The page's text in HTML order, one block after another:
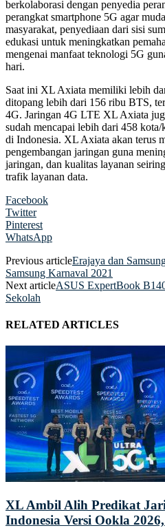
berkolaborasi dengan penyedia
perangkat smartphone 5G agar
masyarakat, penyediaan dari sisi
edukasi untuk meningkatkan
mengenai manfaat teknologi 5G
hari.
Saat ini XL Axiata memiliki lebih
ditopang lebih dari 156 ribu BTS,
4G. Jaringan 4G LTE XL Axiata
sudah mencapai lebih dari 458
di Indonesia. XL Axiata akan terus
pengembangan jaringan guna
jaringan, dan kualitas layanan
trafik layanan data.
Facebook
Twitter
Pinterest
WhatsApp
Previous articleErajaya dan
Samsung Karnaval 2021
Next articleASUS ExpertBook
Sekolah
RELATED ARTICLES
XL Ambil Alih Predikat
Indonesia Versi Ookla